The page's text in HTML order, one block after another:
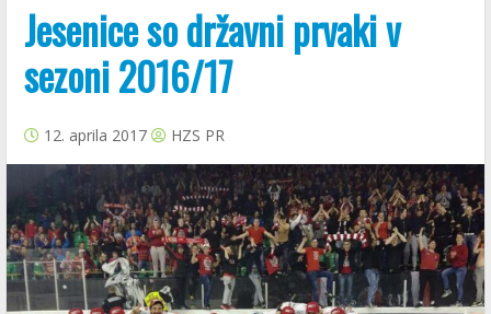
Jesenice so državni prvaki v
sezoni 2016/17
12. aprila 2017 HZS PR